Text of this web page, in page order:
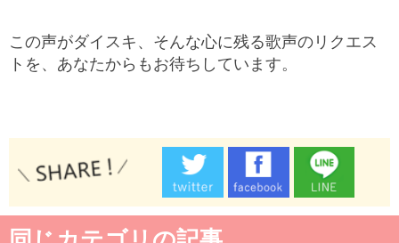
この声がダイスキ、そんな心に残る歌声のリクエス
トを、あなたからもお待ちしています。